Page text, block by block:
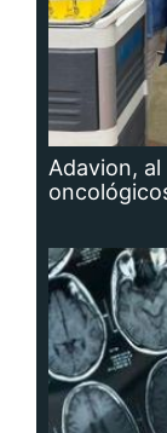
Adavion,